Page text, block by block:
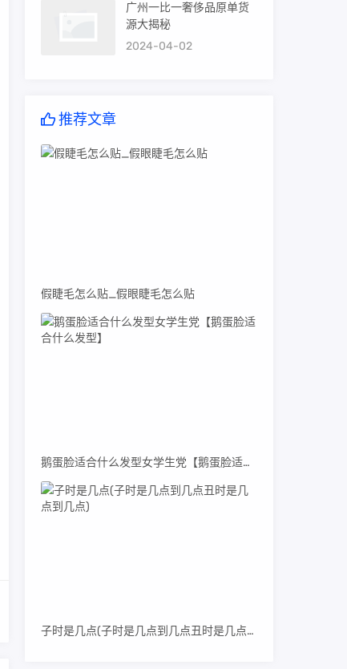
广州一比一奢侈品原单货
源大揭秘
2024-04-02
推荐文章
假睫毛怎么贴_假眼睫毛怎么贴
鹅蛋脸适合什么发型女学生党【鹅蛋脸适合什么发型】
子时是几点(子时是几点到几点丑时是几点到几点)